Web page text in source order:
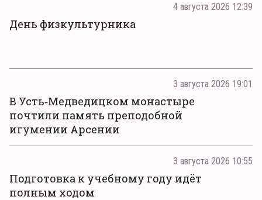
4 августа 2026 12:39
День физкультурника
3 августа 2026 19:01
В Усть‑Медведицком монастыре
почтили память преподобной
игумении Арсении
3 августа 2026 10:55
Подготовка к учебному году идёт
полным ходом